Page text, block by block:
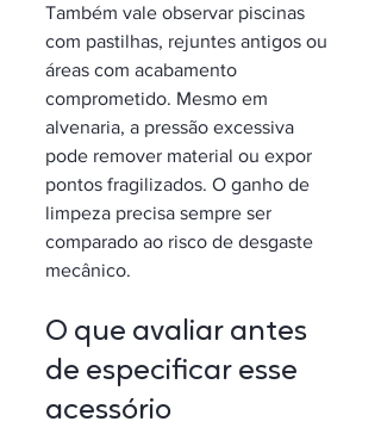
Também vale observar piscinas
com pastilhas, rejuntes antigos ou
áreas com acabamento
comprometido. Mesmo em
alvenaria, a pressão excessiva
pode remover material ou expor
pontos fragilizados. O ganho de
limpeza precisa sempre ser
comparado ao risco de desgaste
mecânico.
O que avaliar antes
de especificar esse
acessório